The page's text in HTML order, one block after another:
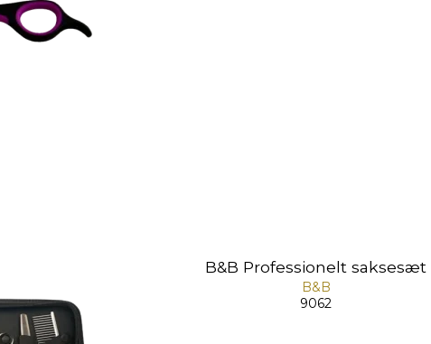
B&B Professionelt saksesæt
B&B
9062